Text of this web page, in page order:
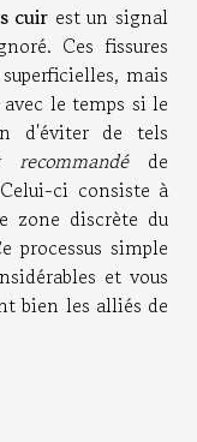
cuir est un signal
Ces fissures
mais
le temps si le
d'éviter de tels
recommandéde
ci consiste à
zone discrète du
processus simple
et vous
bien les alliés de